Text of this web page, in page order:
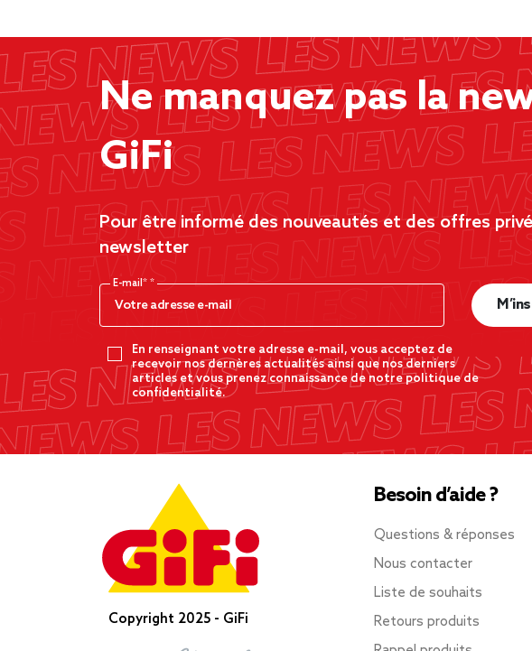
Ne manquez pas la
GiFi
Pour être informé des nouveautés et des offres
newsletter
E-mail*
En renseignant votre adresse e-mail, vous acceptez de
recevoir nos dernères actualités ainsi que nos derniers
articles et vous prenez connaissance de notre politique de
confidentialité.
Copyright 2025 - GiFi
Besoin d’aide ?
Questions & réponses
Nous contacter
Liste de souhaits
Retours produits